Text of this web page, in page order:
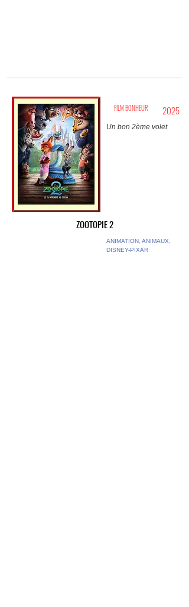
FILM BONHEUR 2025
Un bon 2ème volet
ZOOTOPIE 2
ANIMATION, ANIMAUX,
DISNEY-PIXAR